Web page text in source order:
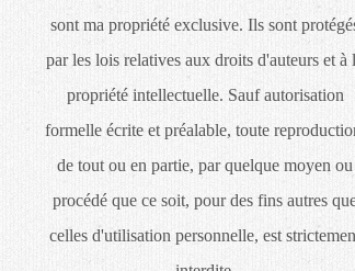
sont ma propriété exclusive. Ils sont
par les lois relatives aux droits d'auteurs et à
propriété intellectuelle. Sauf autorisation
formelle écrite et préalable, toute
de tout ou en partie, par quelque moyen ou
procédé que ce soit, pour des fins autres
celles d'utilisation personnelle, est